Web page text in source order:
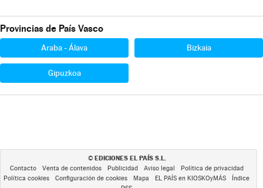
Provincias de País Vasco
Araba - Álava Bizkaia
Gipuzkoa
© EDICIONES EL PAÍS S.L.
Contacto Venta de contenidos Publicidad Aviso legal
Política de privacidad
Política cookies
Configuración de cookies Mapa EL PAÍS en KIOSKOyMÁS
Índice